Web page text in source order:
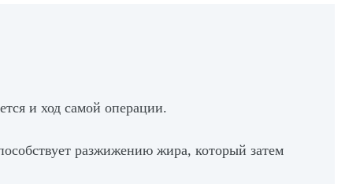
и ход самой операции.
разжижению жира, который затем